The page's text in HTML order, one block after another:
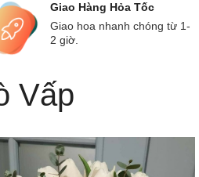
Giao Hàng Hỏa Tốc
Giao hoa nhanh chóng từ 1-
2 giờ.
Vấp